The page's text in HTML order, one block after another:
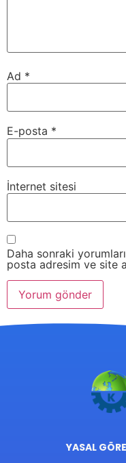
Ad *
E-posta *
İnternet sitesi
Daha sonraki
posta adresim ve site
YASAL